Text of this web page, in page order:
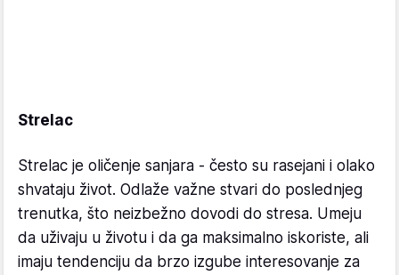
Strelac
Strelac je oličenje sanjara - često su rasejani i olako
shvataju život. Odlaže važne stvari do poslednjeg
trenutka, što neizbežno dovodi do stresa. Umeju
da uživaju u životu i da ga maksimalno iskoriste, ali
imaju tendenciju da brzo izgube interesovanje za